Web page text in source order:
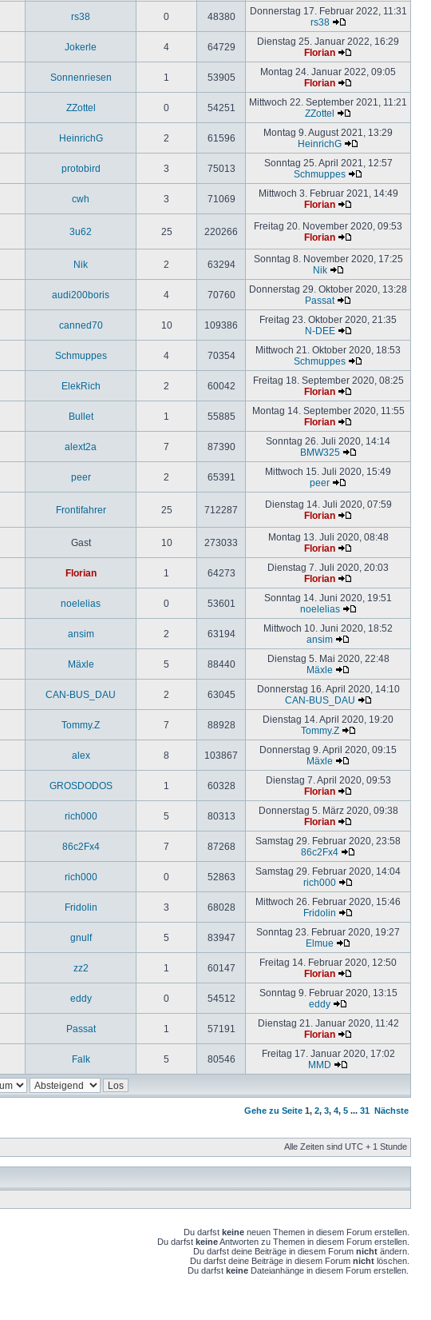
rs38 0 48380
Donnerstag 17. Februar 2022, 11:31
rs38
Jokerle 4 64729
Dienstag 25. Januar 2022, 16:29
Florian
Sonnenriesen 1 53905
Montag 24. Januar 2022, 09:05
Florian
ZZottel 0 54251
Mittwoch 22. September 2021, 11:21
ZZottel
HeinrichG 2 61596
Montag 9. August 2021, 13:29
HeinrichG
protobird 3 75013
Sonntag 25. April 2021, 12:57
Schmuppes
cwh 3 71069
Mittwoch 3. Februar 2021, 14:49
Florian
3u62 25 220266
Freitag 20. November 2020, 09:53
Florian
Nik 2 63294
Sonntag 8. November 2020, 17:25
Nik
audi200boris 4 70760
Donnerstag 29. Oktober 2020, 13:28
Passat
canned70 10 109386
Freitag 23. Oktober 2020, 21:35
N-DEE
Schmuppes 4 70354
Mittwoch 21. Oktober 2020, 18:53
Schmuppes
ElekRich 2 60042
Freitag 18. September 2020, 08:25
Florian
Bullet 1 55885
Montag 14. September 2020, 11:55
Florian
alext2a 7 87390
Sonntag 26. Juli 2020, 14:14
BMW325
peer 2 65391
Mittwoch 15. Juli 2020, 15:49
peer
Frontifahrer 25 712287
Dienstag 14. Juli 2020, 07:59
Florian
Gast 10 273033
Montag 13. Juli 2020, 08:48
Florian
Florian 1 64273
Dienstag 7. Juli 2020, 20:03
Florian
noelelias 0 53601
Sonntag 14. Juni 2020, 19:51
noelelias
ansim 2 63194
Mittwoch 10. Juni 2020, 18:52
ansim
Mäxle 5 88440
Dienstag 5. Mai 2020, 22:48
Mäxle
CAN-BUS_DAU 2 63045
Donnerstag 16. April 2020, 14:10
CAN-BUS_DAU
Tommy.Z 7 88928
Dienstag 14. April 2020, 19:20
Tommy.Z
alex 8 103867
Donnerstag 9. April 2020, 09:15
Mäxle
GROSDODOS 1 60328
Dienstag 7. April 2020, 09:53
Florian
rich000 5 80313
Donnerstag 5. März 2020, 09:38
Florian
86c2Fx4 7 87268
Samstag 29. Februar 2020, 23:58
86c2Fx4
rich000 0 52863
Samstag 29. Februar 2020, 14:04
rich000
Fridolin 3 68028
Mittwoch 26. Februar 2020, 15:46
Fridolin
gnulf 5 83947
Sonntag 23. Februar 2020, 19:27
Elmue
zz2 1 60147
Freitag 14. Februar 2020, 12:50
Florian
eddy 0 54512
Sonntag 9. Februar 2020, 13:15
eddy
Passat 1 57191
Dienstag 21. Januar 2020, 11:42
Florian
Falk 5 80546
Freitag 17. Januar 2020, 17:02
MMD
Gehe zu Seite 1, 2, 3, 4, 5 ... 31 Nächste
Alle Zeiten sind UTC + 1 Stunde
Du darfst keine neuen Themen in diesem Forum erstellen.
Du darfst keineAntworten zu Themen in diesem Forum erstellen.
Du darfst deine Beiträge in diesem Forum nicht ändern.
Du darfst deine Beiträge in diesem Forum nicht löschen.
Du darfst keine Dateianhänge in diesem Forum erstellen.